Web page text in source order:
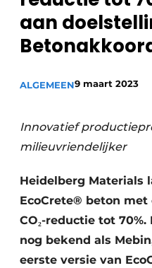
Nieuwsbrief
Podcasts
Vacature aanmelden
aan
ALGEMEEN9 maart 2023
Innovatief
milieuvriendelijker
Heidelberg Materials
EcoCrete® beton
CO₂-reductie tot
nog bekend als
eerste versie van